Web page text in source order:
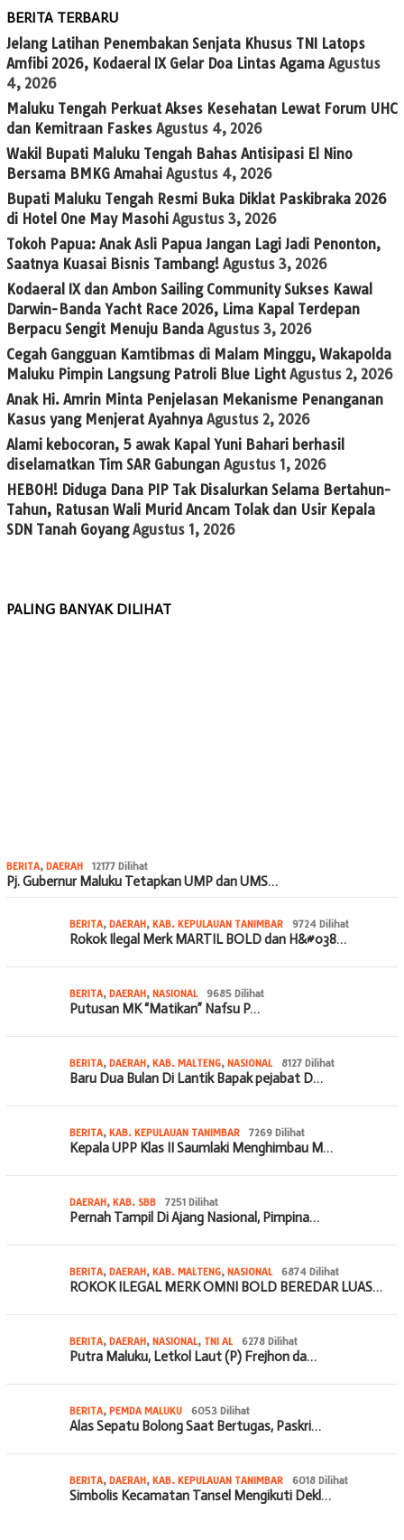
BERITA TERBARU
Jelang Latihan Penembakan Senjata Khusus TNI Latops
Amfibi 2026, Kodaeral IX Gelar Doa Lintas Agama Agustus
4, 2026
Maluku Tengah Perkuat Akses Kesehatan Lewat Forum UHC
dan Kemitraan Faskes Agustus 4, 2026
Wakil Bupati Maluku Tengah Bahas Antisipasi El Nino
Bersama BMKG Amahai Agustus 4, 2026
Bupati Maluku Tengah Resmi Buka Diklat Paskibraka 2026
di Hotel One May Masohi Agustus 3, 2026
Tokoh Papua: Anak Asli Papua Jangan Lagi Jadi Penonton,
Saatnya Kuasai Bisnis Tambang! Agustus 3, 2026
Kodaeral IX dan Ambon Sailing Community Sukses Kawal
Darwin-Banda Yacht Race 2026, Lima Kapal Terdepan
Berpacu Sengit Menuju Banda Agustus 3, 2026
Cegah Gangguan Kamtibmas di Malam Minggu, Wakapolda
Maluku Pimpin Langsung Patroli Blue Light Agustus 2, 2026
Anak Hi. Amrin Minta Penjelasan Mekanisme Penanganan
Kasus yang Menjerat Ayahnya Agustus 2, 2026
Alami kebocoran, 5 awak Kapal Yuni Bahari berhasil
diselamatkan Tim SAR Gabungan Agustus 1, 2026
HEBOH! Diduga Dana PIP Tak Disalurkan Selama Bertahun-
Tahun, Ratusan Wali Murid Ancam Tolak dan Usir Kepala
SDN Tanah Goyang Agustus 1, 2026
PALING BANYAK DILIHAT
BERITA, DAERAH 12177 Dilihat
Pj. Gubernur Maluku Tetapkan UMP dan UMS…
BERITA, DAERAH, KAB. KEPULAUAN TANIMBAR 9724 Dilihat
Rokok Ilegal Merk MARTIL BOLD dan H&#038…
BERITA, DAERAH, NASIONAL 9685 Dilihat
Putusan MK “Matikan” Nafsu P…
BERITA, DAERAH, KAB. MALTENG, NASIONAL 8127 Dilihat
Baru Dua Bulan Di Lantik Bapak pejabat D…
BERITA, KAB. KEPULAUAN TANIMBAR 7269 Dilihat
Kepala UPP Klas II Saumlaki Menghimbau M…
DAERAH, KAB. SBB 7251 Dilihat
Pernah Tampil Di Ajang Nasional, Pimpina…
BERITA, DAERAH, KAB. MALTENG, NASIONAL 6874 Dilihat
ROKOK ILEGAL MERK OMNI BOLD BEREDAR LUAS…
BERITA, DAERAH, NASIONAL, TNI AL 6278 Dilihat
Putra Maluku, Letkol Laut (P) Frejhon da…
BERITA, PEMDA MALUKU 6053 Dilihat
Alas Sepatu Bolong Saat Bertugas, Paskri…
BERITA, DAERAH, KAB. KEPULAUAN TANIMBAR 6018 Dilihat
Simbolis Kecamatan Tansel Mengikuti Dekl…